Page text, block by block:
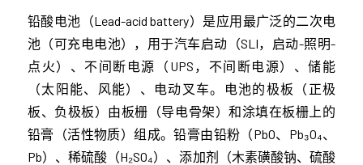
铅酸电池（Lead-acid battery）是应用最广泛的二次电
池（可充电电池），用于汽车启动（SLI，启动-照明-
点火）、不间断电源（UPS，不间断电源）、储能
（太阳能、风能）、电动叉车。电池的极板（正极
板、负极板）由板栅（导电骨架）和涂填在板栅上的
铅膏（活性物质）组成。铅膏由铅粉（PbO、Pb₃O₄、
Pb）、稀硫酸（H₂SO₄）、添加剂（木素磺酸钠、硫酸